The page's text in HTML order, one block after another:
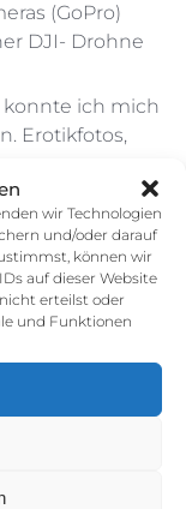
wir Technologien
und/oder darauf
können wir
auf dieser Website
erteilst oder
und Funktionen
(GoPro)
DJI- Drohne
konnte ich mich
Erotikfotos,
Familienfotos,
Spring
und einige
welche
Auch im